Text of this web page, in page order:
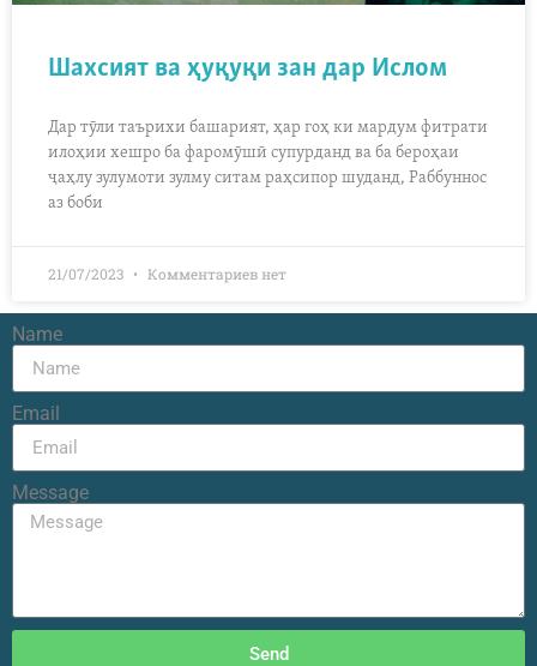
Шахсият ва ҳуқуқи зан дар Ислом
Дар тӯли таърихи башарият, ҳар гоҳ ки мардум фитрати
илоҳии хешро ба фаромӯшӣ супурданд ва ба бероҳаи
ҷаҳлу зулумоти зулму ситам раҳсипор шуданд, Раббуннос
аз боби
21/07/2023 Комментариев нет
Name
Email
Message
Send